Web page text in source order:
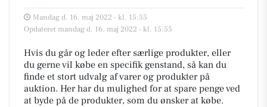
Mandag d. 16. maj 2022 - kl. 15:55
Opdateret mandag d. 16. maj 2022 - kl. 15:55
Hvis du går og leder efter særlige produkter, eller
du gerne vil købe en specifik genstand, så kan du
finde et stort udvalg af varer og produkter på
auktion. Her har du mulighed for at spare penge ved
at byde på de produkter, som du ønsker at købe.